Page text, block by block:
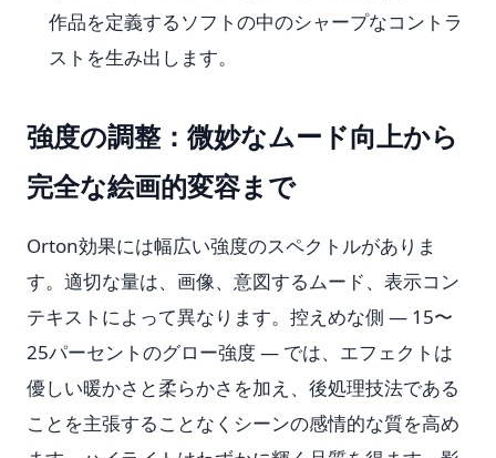
作品を定義するソフトの中のシャープなコントラ
ストを生み出します。
強度の調整：微妙なムード向上から
完全な絵画的変容まで
Orton効果には幅広い強度のスペクトルがありま
す。適切な量は、画像、意図するムード、表示コン
テキストによって異なります。控えめな側 — 15〜
25パーセントのグロー強度 — では、エフェクトは
優しい暖かさと柔らかさを加え、後処理技法である
ことを主張することなくシーンの感情的な質を高め